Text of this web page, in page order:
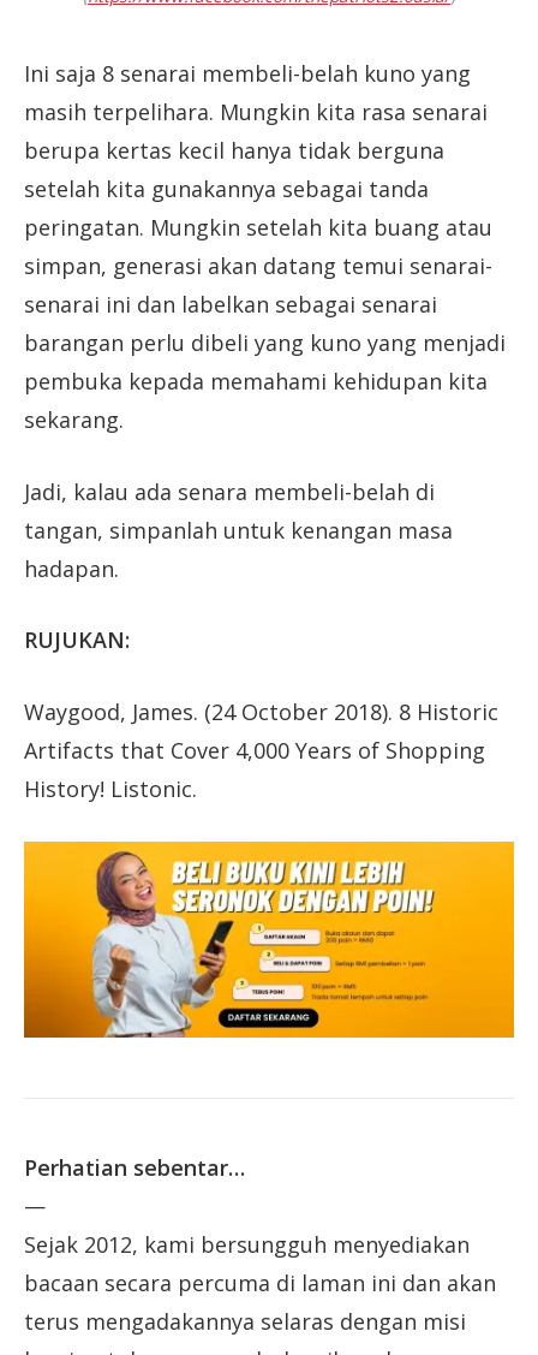
Ini saja 8 senarai membeli-belah kuno yang
masih terpelihara. Mungkin kita rasa senarai
berupa kertas kecil hanya tidak berguna
setelah kita gunakannya sebagai tanda
peringatan. Mungkin setelah kita buang atau
simpan, generasi akan datang temui senarai-
senarai ini dan labelkan sebagai senarai
barangan perlu dibeli yang kuno yang menjadi
pembuka kepada memahami kehidupan kita
sekarang.
Jadi, kalau ada senara membeli-belah di
tangan, simpanlah untuk kenangan masa
hadapan.
RUJUKAN:
Waygood, James. (24 October 2018). 8 Historic
Artifacts that Cover 4,000 Years of Shopping
History! Listonic.
Perhatian sebentar…
—
Sejak 2012, kami bersungguh menyediakan
bacaan secara percuma di laman ini dan akan
terus mengadakannya selaras dengan misi